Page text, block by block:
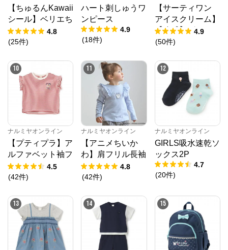
【ちゅるんKawaii
シール】ベリエち
ゃん
4.8
(25件)
ハート刺しゅうワ
ンピース
4.9
(18件)
【サーティワン
アイスクリーム】
【冷感】グラフィ
ック半袖Tシャツ
4.9
(50件)
10
ナルミヤオンライン
【プティプラ】ア
ルファベット袖フ
リルTシャツ
4.5
(42件)
11
ナルミヤオンライン
【アニメちいか
わ】肩フリル長袖
Tシャツ
4.8
(42件)
12
ナルミヤオンライン
GIRLS吸水速乾ソ
ックス2P
4.7
(20件)
13 14 15